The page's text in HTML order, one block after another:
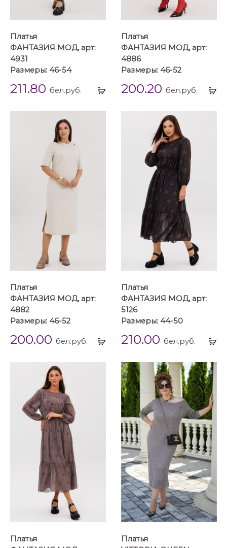
Выбрать
Платья
ФАНТАЗИЯ МОД, арт:
4931
Размеры: 46-54
211.80 бел.руб.
Платья
ФАНТАЗИЯ МОД, арт:
4886
Размеры: 46-52
200.20 бел.руб.
Выбрать
Платья
ФАНТАЗИЯ МОД, арт:
4882
Размеры: 46-52
200.00 бел.руб.
Платья
ФАНТАЗИЯ МОД, арт:
5126
Размеры: 44-50
210.00 бел.руб.
Платья
Платья